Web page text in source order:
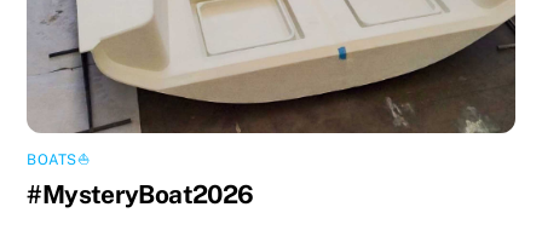
BOATS⛵️
#MysteryBoat2026